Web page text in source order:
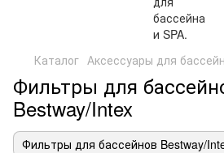
Каталог Аксессуары для
Фильтры для
Bestway/Intex
Фильтры для бассейнов Bestway/